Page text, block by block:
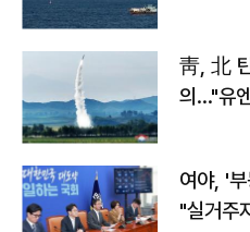
靑, 北
의…"유
여야, '
"실거주